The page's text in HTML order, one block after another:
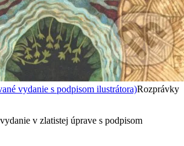
vydanie s podpisom ilustrátora)Rozprávky
v zlatistej úprave s podpisom